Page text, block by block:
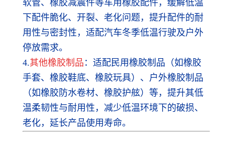
软管、橡胶减震件等车用橡胶配件，缓解低温
下配件脆化、开裂、老化问题，提升配件的耐
用性与密封性，适配汽车冬季低温行驶及户外
停放需求。
4.其他橡胶制品 ：适配民用橡胶制品（如橡胶
手套、橡胶鞋底、橡胶玩具）、户外橡胶制品
（如橡胶防水卷材、橡胶护舷）等，提升其低
温柔韧性与耐用性，减少低温环境下的破损、
老化，延长产品使用寿命。